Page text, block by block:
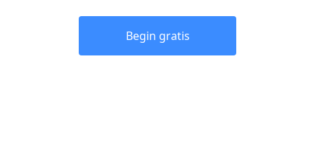
Begin gratis